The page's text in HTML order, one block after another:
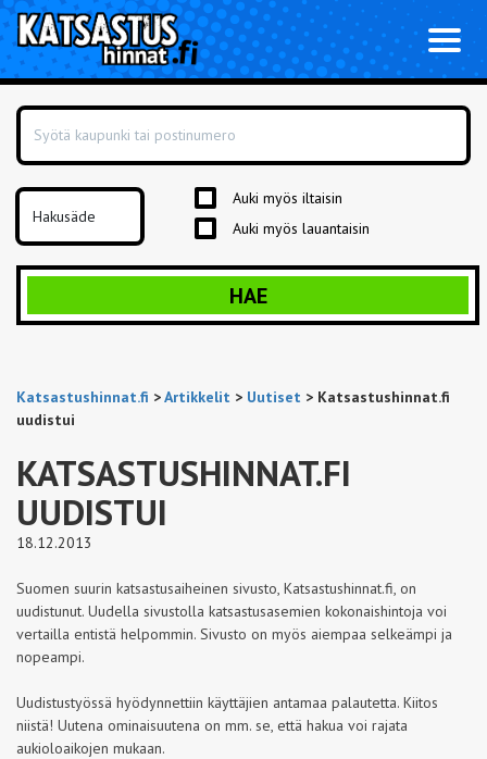
Auki myös iltaisin
Auki myös lauantaisin
HAE
Katsastushinnat.fi >Artikkelit > Uutiset > Katsastushinnat.fi
uudistui
KATSASTUSHINNAT.FI
UUDISTUI
18.12.2013
Suomen suurin katsastusaiheinen sivusto, Katsastushinnat.fi, on
uudistunut. Uudella sivustolla katsastusasemien kokonaishintoja voi
vertailla entistä helpommin. Sivusto on myös aiempaa selkeämpi ja
nopeampi.
Uudistustyössä hyödynnettiin käyttäjien antamaa palautetta. Kiitos
niistä! Uutena ominaisuutena on mm. se, että hakua voi rajata
aukioloaikojen mukaan.